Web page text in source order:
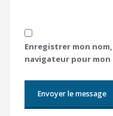
Enregistrer mon
navigateur pour